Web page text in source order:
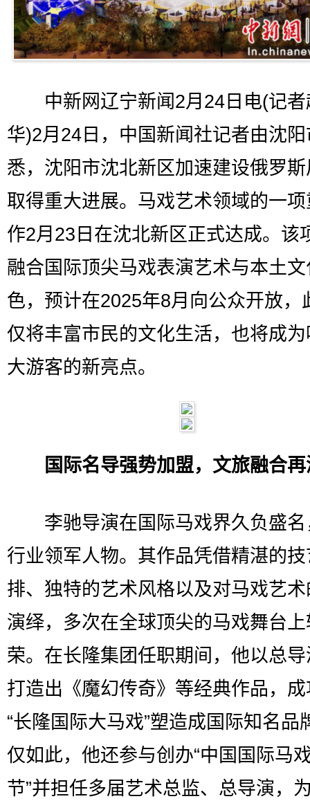
中新网辽宁新闻2月24日电(记者
华)2月24日，中国新闻社记者由沈
悉，沈阳市沈北新区加速建设俄罗
取得重大进展。马戏艺术领域的一
作2月23日在沈北新区正式达成。该
融合国际顶尖马戏表演艺术与本土
色，预计在2025年8月向公众开放，
仅将丰富市民的文化生活，也将成
大游客的新亮点。
国际名导强势加盟，文旅融合
李驰导演在国际马戏界久负盛名
行业领军人物。其作品凭借精湛的
排、独特的艺术风格以及对马戏艺
演绎，多次在全球顶尖的马戏舞台
荣。在长隆集团任职期间，他以总
打造出《魔幻传奇》等经典作品，
“长隆国际大马戏”塑造成国际知名品
仅如此，他还参与创办“中国国际马
节”并担任多届艺术总监、总导演，